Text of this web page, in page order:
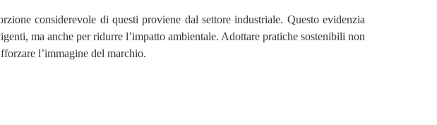
considerevole di questi proviene dal settore industriale. Questo evidenzia
ma anche per ridurre l’impatto ambientale. Adottare pratiche sostenibili non
l’immagine del marchio.